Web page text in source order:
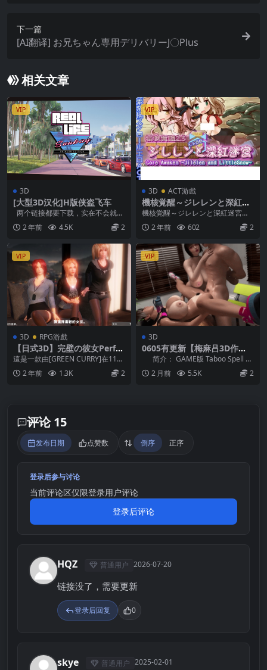
下一篇
[AI翻译] お兄ちゃん専用デリバリーJ〇Plus
相关文章
VIP
3D
[大型3D汉化]H版侠盗飞车
两个链接都要下载，实在不会就看
教程 解压码：bosszhou 拿走吱吱
吱 2 年前 4.5K 2
VIP
3D ACT游戲
機核覚醒～ジレレンと深紅迷
宮～ (236MB RAR)
機核覚醒～ジレレンと深紅迷宮～
！故事： 機核覚醒～ジレレンと深
紅迷宮～“禁止機...
2 年前 602 2
VIP
3D RPG游戲
【日式3D】完壁の彼女Perfec
tLover 中文破解版 (858MB R
AR)
這是一款由[GREEN CURRY]在11月
上架STEAM平台的3D遊戲已打社
保...2 年前 1.3K 2
VIP
3D
0605有更新【梅麻吕3D作
品】禁忌咒语 Taboo Spell 淫
乱爆乳女教师II GAME版 Ver
1.01+去码动画版 【官方中
简介： GAME版 Taboo Spell 淫
乱爆乳女教师II 男学...
2 月前 5.5K 2
评论 15
发布日期 点赞数 倒序 正序
登录后参与讨论
当前评论区仅限登录用户评论
登录后评论
H HQZ 普通用户 2026-07-20
链接没了，需要更新
登录后回复 0
skye 普通用户 2025-02-01